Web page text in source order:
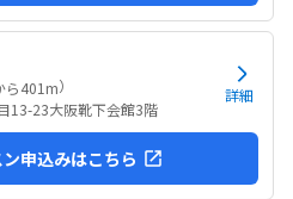
ら401m）
13-23大阪靴下会館3階
詳細
申込みはこちら